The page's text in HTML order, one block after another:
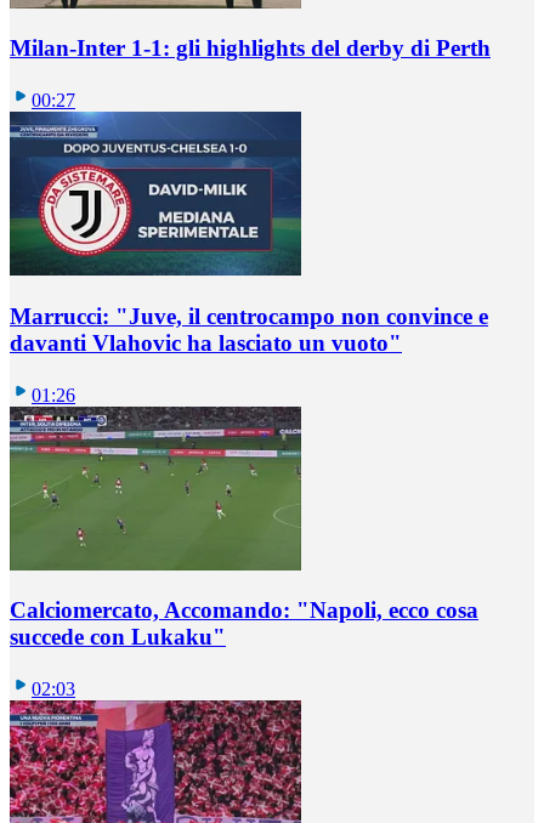
Milan-Inter 1-1: gli highlights del derby di Perth
00:27
Marrucci: "Juve, il centrocampo non convince e
davanti Vlahovic ha lasciato un vuoto"
01:26
Calciomercato, Accomando: "Napoli, ecco cosa
succede con Lukaku"
02:03